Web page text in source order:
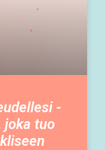
-
joka tuo